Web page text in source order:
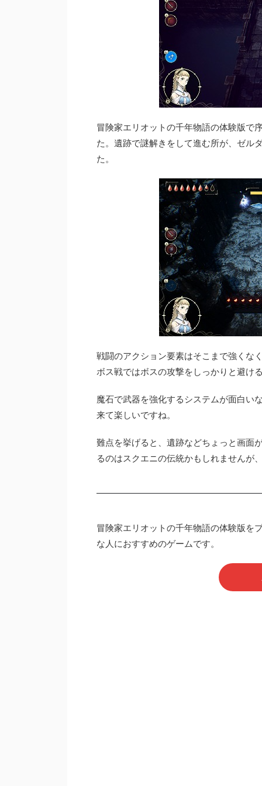
冒険家エリオットの千年物語の体験版で
た。遺跡で謎解きをして進む所が、ゼル
た。
戦闘のアクション要素はそこまで強くな
ボス戦ではボスの攻撃をしっかりと避け
魔石で武器を強化するシステムが面白い
来て楽しいですね。
難点を挙げると、遺跡などちょっと画面
るのはスクエニの伝統かもしれませんが
冒険家エリオットの千年物語の体験版を
な人におすすめのゲームです。